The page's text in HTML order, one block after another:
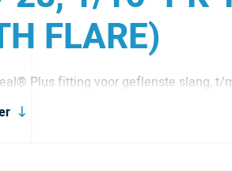
FLARE)
Plus fitting voor geflenste slang, t/